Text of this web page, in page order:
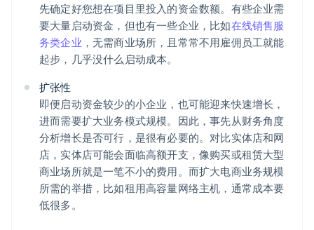
先确定好您想在项目里投入的资金数额。有些企业需
要大量启动资金，但也有一些企业，比如在线销售服
务类企业 ，无需商业场所，且常常不用雇佣员工就能
起步，几乎没什么启动成本。
扩张性
即便启动资金较少的小企业，也可能迎来快速增长，
进而需要扩大业务模式规模。因此，事先从财务角度
分析增长是否可行，是很有必要的。对比实体店和网
店，实体店可能会面临高额开支，像购买或租赁大型
商业场所就是一笔不小的费用。而扩大电商业务规模
所需的举措，比如租用高容量网络主机，通常成本要
低很多。